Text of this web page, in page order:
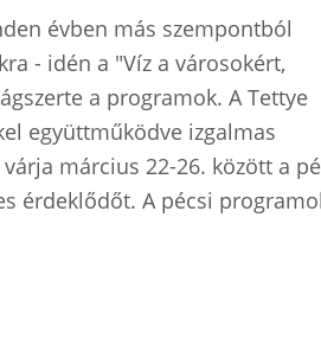
évben más szempontból
- idén a "Víz a városokért,
a programok. A Tettye
együttműködve izgalmas
március 22-26. között a
érdeklődőt. A pécsi